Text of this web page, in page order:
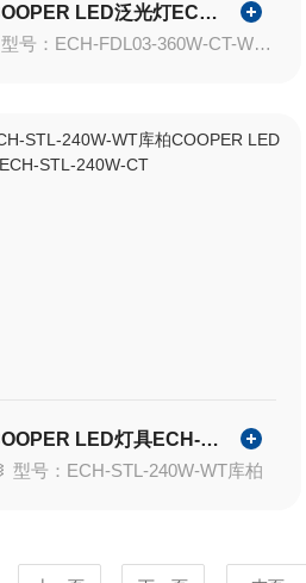
COOPER LED泛光灯ECH-FDL03-240W-MT-M
型号：ECH-FDL03-360W-CT-W库柏
COOPER LED灯具ECH-STL-240W-CT
型号：ECH-STL-240W-WT库柏